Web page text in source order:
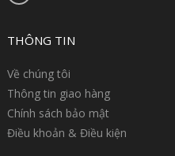
THÔNG TIN
Về chúng tôi
Thông tin giao hàng
Chính sách bảo mật
Điều khoản & Điều kiện